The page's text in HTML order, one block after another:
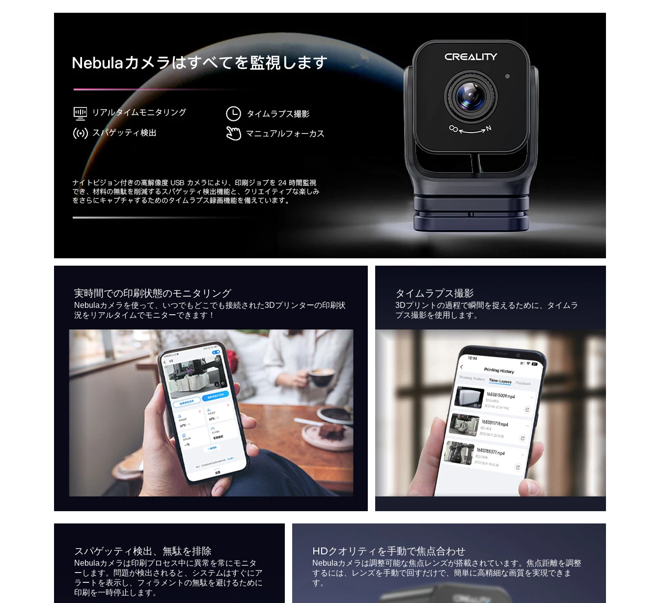
実時間での印刷状態のモニタリング
Nebulaカメラを使って、いつでもどこでも接続された3Dプリンターの印刷状
況をリアルタイムでモニターできます！
タイムラプス撮影
3Dプリントの過程で瞬間を捉えるために、タイムラ
プス撮影を使用します。
スパゲッティ検出、無駄を排除
Nebulaカメラは印刷プロセス中に異常を常にモニタ
ーします。問題が検出されると、システムはすぐにア
ラートを表示し、フィラメントの無駄を避けるために
印刷を一時停止します。
HDクオリティを手動で焦点合わせ
Nebulaカメラは調整可能な焦点レンズが搭載されています。焦点距離を調整
するには、レンズを手動で回すだけで、簡単に高精細な画質を実現できま
す。